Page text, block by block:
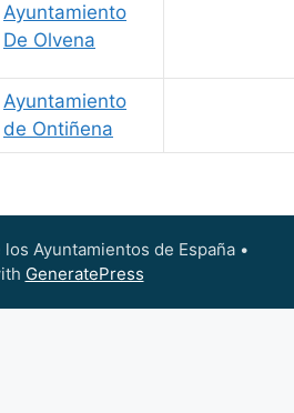
Ayuntamiento
De Olvena
Ayuntamiento
de Ontiñena
Ayuntamientos de España•
GeneratePress